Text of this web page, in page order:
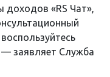
доходов «RS Чат»,
— заявляет Служба